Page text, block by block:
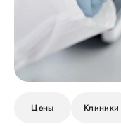
Цены Клиники